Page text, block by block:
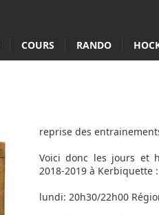
COURS RANDO
reprise des
Voici donc les jours et
2018-2019 à Kerbiquette :
lundi: 20h30/22h00